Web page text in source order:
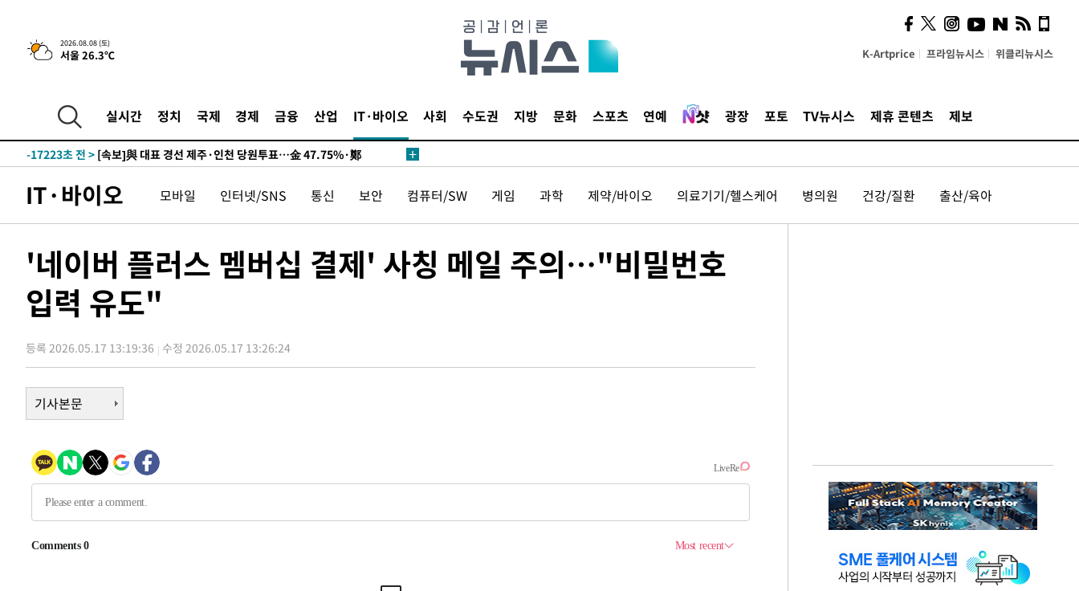
2026.08.08 (토)
서울 26.3℃ K-Artprice 프라임뉴시스 위클리뉴시스
실시간 정치 국제 경제 금융 산업 IT·바이오 사회 수도권 지방 문화 스포츠 연예 광장 포토 TV뉴시스 제휴 콘텐츠 제보
9시간 전 >[속보]뉴욕증시 상승 마감…S&P 0.6% 나스닥 1.3%↑
-26941초 전 >이란 "호르무즈 재개방 합의 근접…美 배상 선행돼야"
한민수·김용 순
-17941초 전 >
[속보]김민석, 與 전대 당원투표 누적 득표율 45.42%로 1위… 정
청래 44.56%
-17223초 전 >
42.08%·宋 10.17%
-16757초 전 > 이강인 "아틀레티코 이적 기뻐…등번호 7번 의미보단 팀 위해 뛸
-10466초 전 > 낮 최고 35도 '무더위'…동해안 시간당 30㎜ '강한 비'[내일날씨]
-9736초 전 >[속보]이강인 "감독님이 원하는 마음 느꼈고, 많은 트로피 원해 아틀
-8487초 전 >
온열질환 사망자 3명 늘어…누적 환자 3000명 돌파
-2432초 전 >
강릉에 시간당 81.4㎜ 물폭탄…도로 잠기고 담벼락 붕괴
24분 전 >백운산서 80년근 천종산삼 9뿌리 발견…감정가 1.3억원
1시간 전 >남자 농구, 나고야 아시안게임서 '홈팀' 일본과 한일전
2시간 전 >극한폭염 한풀 꺾이지만…'낮 최고 35도' 무더위, 열대야 계속[다음주
날씨]
3시간 전 >축구협회 "압수수색·성접대 논란 사과…쇄신의 기회로 삼겠다"
4시간 전 > [속보]'압수수색·성접대 논란' 축구협회 "실망과 걱정 안겨드려 죄송"
7시간 전 >'최고 37도' 폭염 지속…강원동해안 최대 150㎜ 비
IT·바이오 모바일 인터넷/SNS 통신 보안 컴퓨터/SW 게임 과학 제약/바이오 의료기기/헬스케어 병의원 건강/질환 출산/육아
'네이버 플러스 멤버십 결제' 사칭 메일 주의…"비밀번호
입력 유도"
등록 2026.05.17 13:19:36 수정 2026.05.17 13:26:24
기사본문